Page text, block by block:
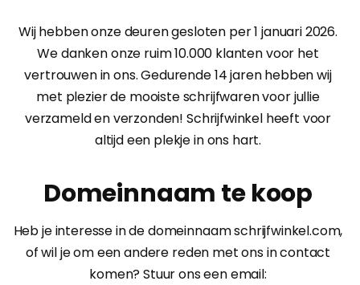
Wij hebben onze deuren gesloten per 1 januari 2026.
We danken onze ruim 10.000 klanten voor het
vertrouwen in ons. Gedurende 14 jaren hebben wij
met plezier de mooiste schrijfwaren voor jullie
verzameld en verzonden! Schrijfwinkel heeft voor
altijd een plekje in ons hart.
Domeinnaam te koop
Heb je interesse in de domeinnaam schrijfwinkel.com,
of wil je om een andere reden met ons in contact
komen? Stuur ons een email: